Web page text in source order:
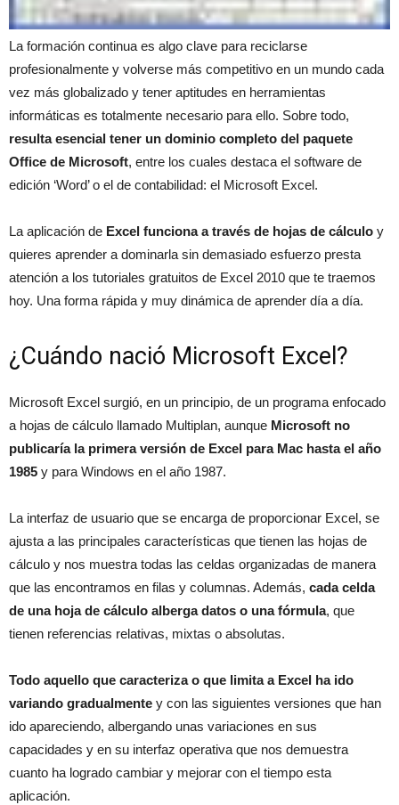
La formación continua es algo clave para reciclarse
profesionalmente y volverse más competitivo en un mundo cada
vez más globalizado y tener aptitudes en herramientas
informáticas es totalmente necesario para ello. Sobre todo,
resulta esencial tener un dominio completo del paquete
Office de Microsoft, entre los cuales destaca el software de
edición ‘Word’ o el de contabilidad: el Microsoft Excel.
La aplicación de Excel funciona a través de hojas de cálculo y
quieres aprender a dominarla sin demasiado esfuerzo presta
atención a los tutoriales gratuitos de Excel 2010 que te traemos
hoy. Una forma rápida y muy dinámica de aprender día a día.
¿Cuándo nació Microsoft Excel?
Microsoft Excel surgió, en un principio, de un programa enfocado
a hojas de cálculo llamado Multiplan, aunque Microsoft no
publicaría la primera versión de Excel para Mac hasta el año
1985 y para Windows en el año 1987.
La interfaz de usuario que se encarga de proporcionar Excel, se
ajusta a las principales características que tienen las hojas de
cálculo y nos muestra todas las celdas organizadas de manera
que las encontramos en filas y columnas. Además, cada celda
de una hoja de cálculo alberga datos o una fórmula, que
tienen referencias relativas, mixtas o absolutas.
Todo aquello que caracteriza o que limita a Excel ha ido
variando gradualmente y con las siguientes versiones que han
ido apareciendo, albergando unas variaciones en sus
capacidades y en su interfaz operativa que nos demuestra
cuanto ha logrado cambiar y mejorar con el tiempo esta
aplicación.